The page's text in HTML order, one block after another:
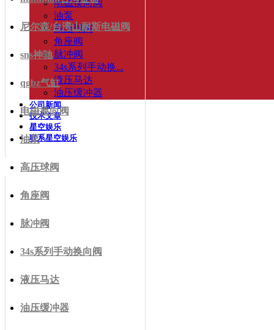
电磁换向阀
油泵
高压球阀
角座阀
脉冲阀
34s系列手动换...
液压马达
油压缓冲器
公司新闻
技术文章
星空娱乐
联系星空娱乐
尼尔森/台湾山耐斯电磁阀
sns神驰
qgbz气缸
电磁换向阀
油泵
高压球阀
角座阀
脉冲阀
34s系列手动换向阀
液压马达
油压缓冲器